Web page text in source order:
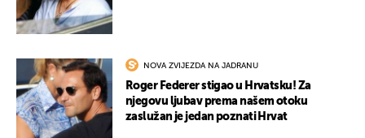
NOVA ZVIJEZDA NA JADRANU
Roger Federer stigao u Hrvatsku! Za
njegovu ljubav prema našem otoku
zaslužan je jedan poznati Hrvat